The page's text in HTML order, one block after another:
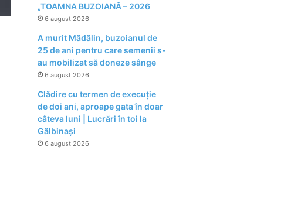
„TOAMNA BUZOIANĂ – 2026
6 august 2026
A murit Mădălin, buzoianul de
25 de ani pentru care semenii s-
au mobilizat să doneze sânge
6 august 2026
Clădire cu termen de execuție
de doi ani, aproape gata în doar
câteva luni | Lucrări în toi la
Gălbinași
6 august 2026